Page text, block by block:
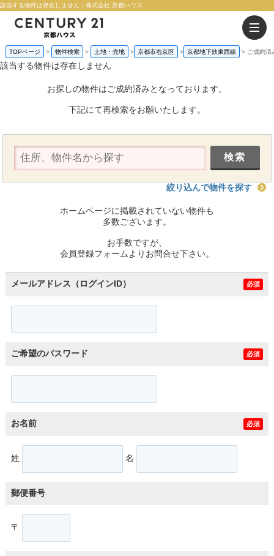
該当する物件は存在しません｜株式会社 京都ハウス
TOPページ 物件検索 土地・売地 京都市右京区 京都地下鉄東西線 ご成約済
該当する物件は存在しません
お探しの物件はご成約済みとなっております。
下記にて再検索をお願いたします。
絞り込んで物件を探す
ホームページに掲載されていない物件も
多数ございます。
お手数ですが、
会員登録フォームよりお問合せ下さい。
メールアドレス（ログインID） 必須
ご希望のパスワード 必須
お名前 必須
姓 名
郵便番号
〒